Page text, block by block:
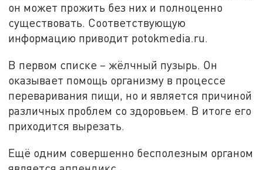
он может прожить без них и полноценно
существовать. Соответствующую
информацию приводит potokmedia.ru.
В первом списке – жёлчный пузырь. Он
оказывает помощь организму в процессе
переваривания пищи, но и является причиной
различных проблем со здоровьем. В итоге его
приходится вырезать.
Ещё одним совершенно бесполезным органом